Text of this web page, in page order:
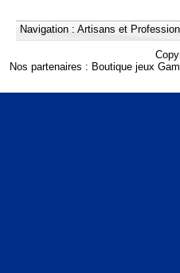
Navigation : Artisans et
Nos partenaires : Boutique jeux